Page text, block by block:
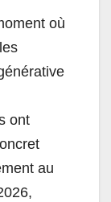
où
ont
au